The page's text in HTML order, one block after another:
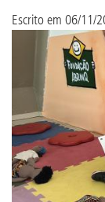
Escrito em 06/11/